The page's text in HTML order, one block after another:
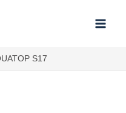
S17